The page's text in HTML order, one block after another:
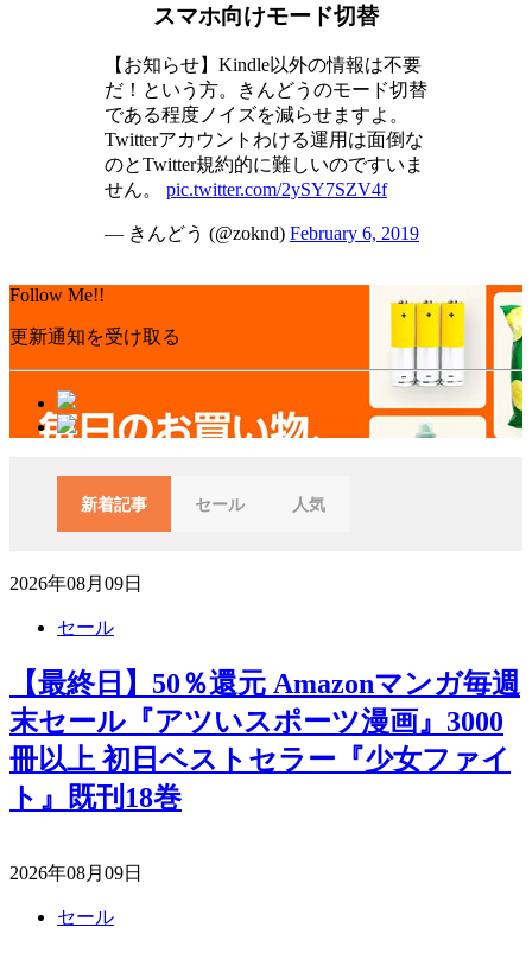
スマホ向けモード切替
【お知らせ】Kindle以外の情報は不要
だ！という方。きんどうのモード切替
である程度ノイズを減らせますよ。
Twitterアカウントわける運用は面倒な
のとTwitter規約的に難しいのですいま
せん。 pic.twitter.com/2ySY7SZV4f
— きんどう (@zoknd) February 6, 2019
Follow Me!!
更新通知を受け取る
新着記事 セール 人気
2026年08月09日
セール
【最終日】50％還元 Amazonマンガ毎週
末セール『アツいスポーツ漫画』3000
冊以上 初日ベストセラー『少女ファイ
ト』既刊18巻
2026年08月09日
セール